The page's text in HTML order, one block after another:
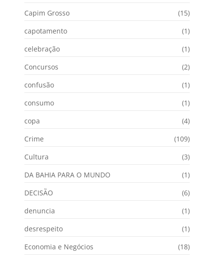
Capim Grosso
(15)
capotamento
(1)
celebração
(1)
Concursos
(2)
confusão
(1)
consumo
(1)
copa
(4)
Crime
(109)
Cultura
(3)
DA BAHIA PARA O MUNDO
(1)
DECISÃO
(6)
denuncia
(1)
desrespeito
(1)
Economia e Negócios
(18)